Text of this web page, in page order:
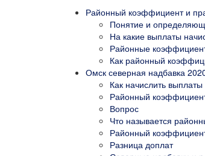
Районный коэффициент и
Понятие и
На какие выплаты
Районные
Как районный
Омск северная надбавка
Как начислить
Районный
Вопрос
Что называется
Районный
Разница доплат